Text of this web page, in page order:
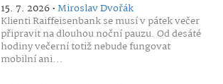
15. 7. 2026 •Miroslav Dvořák
Klienti Raiffeisenbank se musí v pátek večer
připravit na dlouhou noční pauzu. Od desáté
hodiny večerní totiž nebude fungovat
mobilní ani...